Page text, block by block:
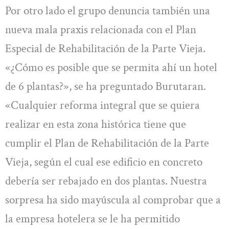
Por otro lado el grupo denuncia también una
nueva mala praxis relacionada con el Plan
Especial de Rehabilitación de la Parte Vieja.
«¿Cómo es posible que se permita ahí un hotel
de 6 plantas?», se ha preguntado Burutaran.
«Cualquier reforma integral que se quiera
realizar en esta zona histórica tiene que
cumplir el Plan de Rehabilitación de la Parte
Vieja, según el cual ese edificio en concreto
debería ser rebajado en dos plantas. Nuestra
sorpresa ha sido mayúscula al comprobar que a
la empresa hotelera se le ha permitido